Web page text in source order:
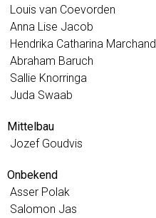
Louis van Coevorden
Anna Lise Jacob
Hendrika Catharina Marchand
Abraham Baruch
Sallie Knorringa
Juda Swaab
Mittelbau
Jozef Goudvis
Onbekend
Asser Polak
Salomon Jas